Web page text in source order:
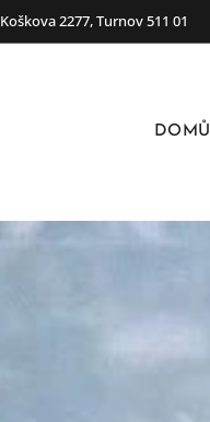
Koškova 2277, Turnov 511 01
DOMŮ